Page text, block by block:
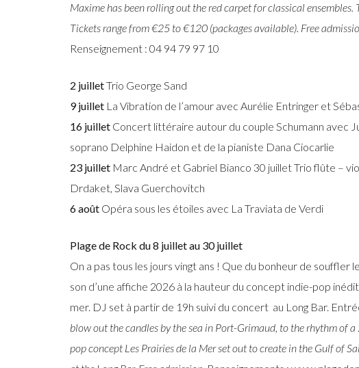
Maxime has been rolling out the red carpet for classical ensembles.
Tickets range from €25 to €120 (packages available). Free
Renseignement : 04 94 79 97 10
2 juilletTrio George Sand
9 juillet La Vibration de l’amour avec Aurélie Entringer et
16 juillet Concert littéraire autour du couple Schumann avec
soprano Delphine Haidon et de la pianiste Dana Ciocarlie
23 juillet Marc André et Gabriel Bianco 30 juillet Trio flûte –
Drdaket, Slava Guerchovitch
6 août Opéra sous les étoiles avec La Traviata de Verdi
Plage de Rock du 8 juillet au 30 juillet
On a pas tous les jours vingt ans ! Que du bonheur de souffler
son d’une affiche 2026 à la hauteur du concept indie-pop
mer. DJ set à partir de 19h suivi du concert au Long Bar.
blow out the candles by the sea in Port-Grimaud, to the rhythm of
pop concept Les Prairies de la Mer set out to create in the Gulf of